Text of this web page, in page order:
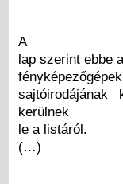
A
lap szerint ebbe
kerülnek
le a listáról.
(…)